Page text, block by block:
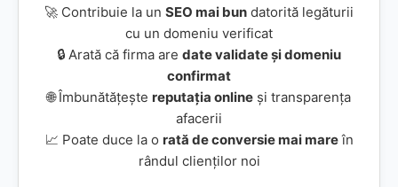
🚀 Contribuie la un SEO mai bun datorită legăturii
cu un domeniu verificat
🔒 Arată că firma are date validate și domeniu
confirmat
🌐 Îmbunătățește reputația online și transparența
afacerii
📈 Poate duce la o rată de conversie mai mareîn
rândul clienților noi